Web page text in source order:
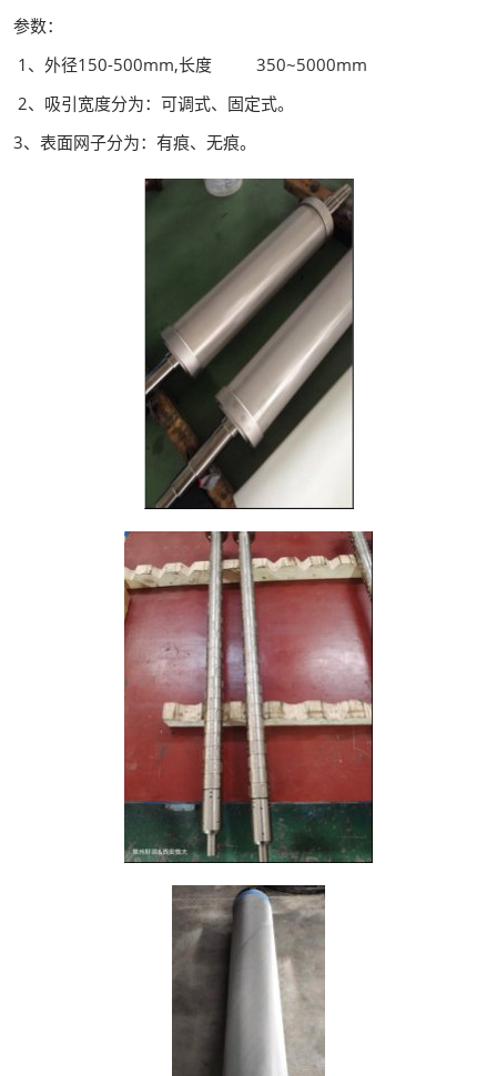
参数：
1、外径150-500mm,长度 350~5000mm
2、吸引宽度分为：可调式、固定式。
3、表面网子分为：有痕、无痕。